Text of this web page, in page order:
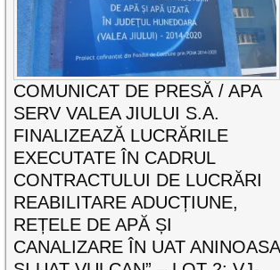
COMUNICAT DE PRESĂ / APA
SERV VALEA JIULUI S.A.
FINALIZEAZĂ LUCRĂRILE
EXECUTATE ÎN CADRUL
CONTRACTULUI DE LUCRĂRI
REABILITARE ADUCȚIUNE,
REȚELE DE APĂ ȘI
CANALIZARE ÎN UAT ANINOASA